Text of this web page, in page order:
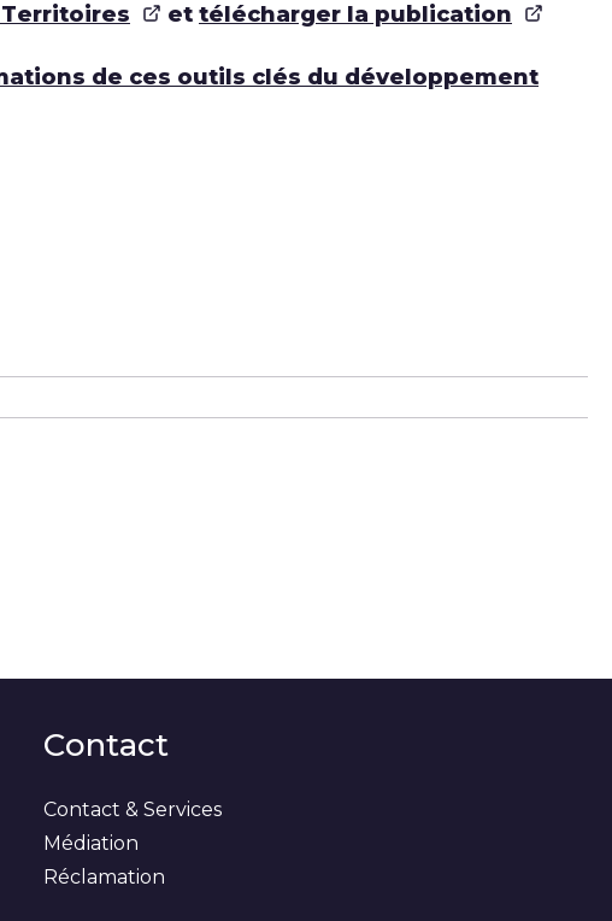
et télécharger la publication
de ces outils clés du développement
Contact
Contact & Services
Médiation
Réclamation